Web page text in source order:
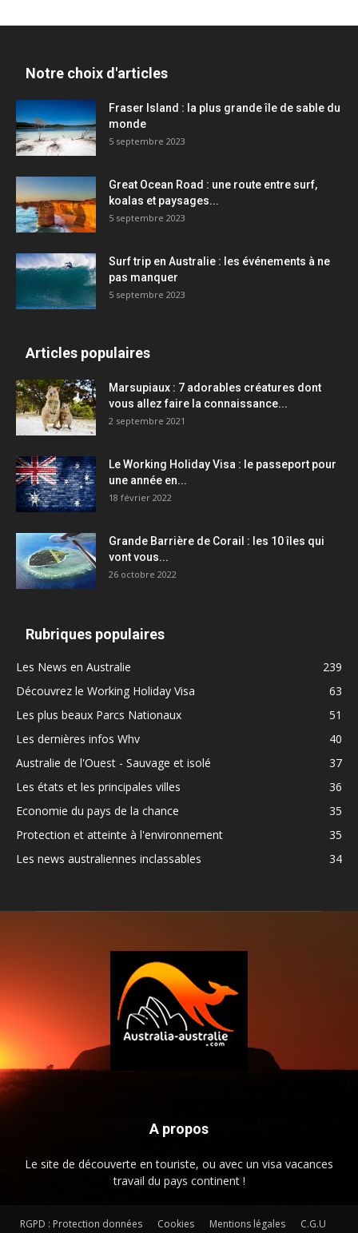
Notre choix d'articles
Fraser Island : la plus grande île de sable du
monde
5 septembre 2023
Great Ocean Road : une route entre surf,
koalas et paysages...
5 septembre 2023
Surf trip en Australie : les événements à ne
pas manquer
5 septembre 2023
Articles populaires
Marsupiaux : 7 adorables créatures dont
vous allez faire la connaissance...
2 septembre 2021
Le Working Holiday Visa : le passeport pour
une année en...
18 février 2022
Grande Barrière de Corail : les 10 îles qui
vont vous...
26 octobre 2022
Rubriques populaires
Les News en Australie
239
Découvrez le Working Holiday Visa
63
Les plus beaux Parcs Nationaux
51
Les dernières infos Whv
40
Australie de l'Ouest - Sauvage et isolé
37
Les états et les principales villes
36
Economie du pays de la chance
35
Protection et atteinte à l'environnement
35
Les news australiennes inclassables
34
A propos
Le site de découverte en touriste, ou avec un visa vacances
travail du pays continent !
RGPD : Protection données Cookies Mentions légales C.G.U